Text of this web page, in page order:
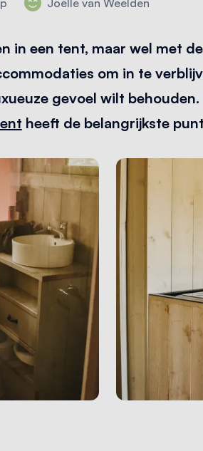
Joëlle van Weelden
in een tent, maar wel met
om in te
gevoel wilt
heeft de belangrijkste